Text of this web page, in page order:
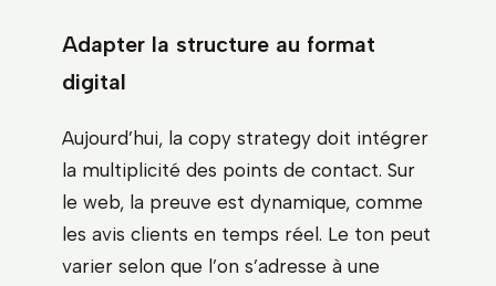
Adapter la structure au format
digital
Aujourd’hui, la copy strategy doit intégrer
la multiplicité des points de contact. Sur
le web, la preuve est dynamique, comme
les avis clients en temps réel. Le ton peut
varier selon que l’on s’adresse à une